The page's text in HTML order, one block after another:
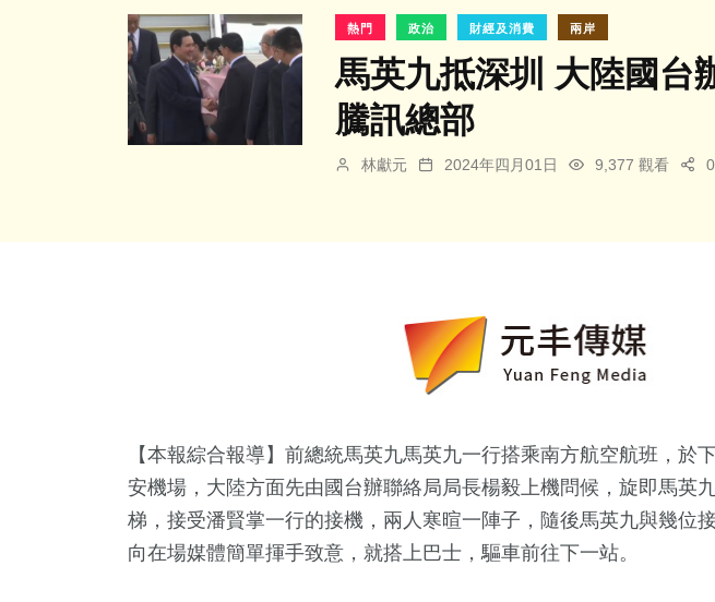
熱門 政治 財經及消費 兩岸
馬英九抵深圳 大陸國台
騰訊總部
林獻元 2024年四月01日 9,377 觀看
【本報綜合報導】前總統馬英九馬英九一行搭乘南方航空航班，於
安機場，大陸方面先由國台辦聯絡局局長楊毅上機問候，旋即馬英
梯，接受潘賢掌一行的接機，兩人寒暄一陣子，隨後馬英九與幾位
向在場媒體簡單揮手致意，就搭上巴士，驅車前往下一站。